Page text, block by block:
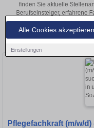
Alle Cookies akzeptieren
Einstellungen
finden Sie aktuelle
Berufseinsteiger, erfahrene
Büro, vor Ort oder remote:
Region und bewerben Sie
Stellen
Pflegefachkraft (m/w/